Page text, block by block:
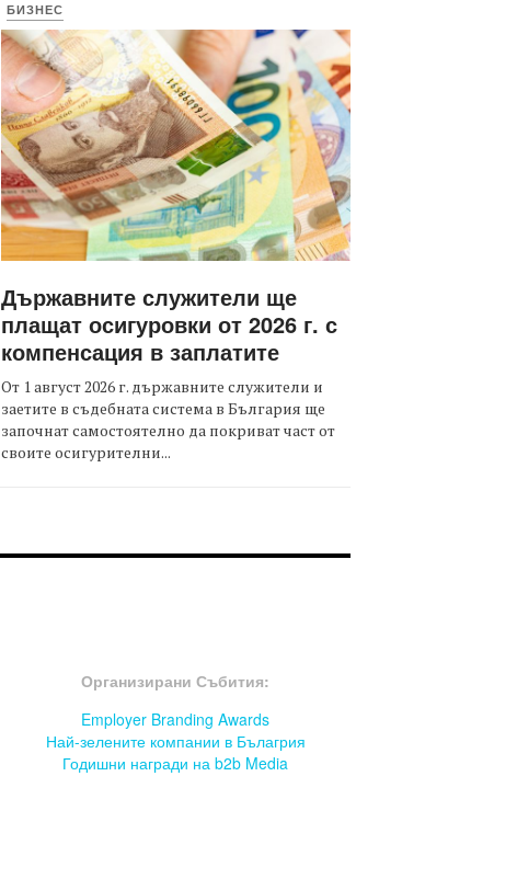
БИЗНЕС
Държавните служители ще
плащат осигуровки от 2026 г. с
компенсация в заплатите
От 1 август 2026 г. държавните служители и
заетите в съдебната система в България ще
започнат самостоятелно да покриват част от
своите осигурителни...
Организирани Събития:
Employer Branding Awards
Най-зелените компании в Бълагрия
Годишни награди на b2b Media